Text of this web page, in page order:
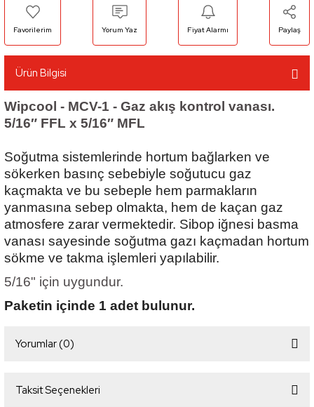
Yorum Yaz Fiyat Alarmı Paylaş
Ürün Bilgisi
Wipcool - MCV-1 - Gaz akış kontrol vanası.
5/16″ FFL x 5/16″ MFL
Soğutma sistemlerinde hortum bağlarken ve
sökerken basınç sebebiyle soğutucu gaz
kaçmakta ve bu sebeple hem parmakların
yanmasına sebep olmakta, hem de kaçan gaz
atmosfere zarar vermektedir. Sibop iğnesi basma
vanası sayesinde soğutma gazı kaçmadan hortum
sökme ve takma işlemleri yapılabilir.
5/16" için uygundur.
Paketin içinde 1 adet bulunur.
Yorumlar (0)
Taksit Seçenekleri